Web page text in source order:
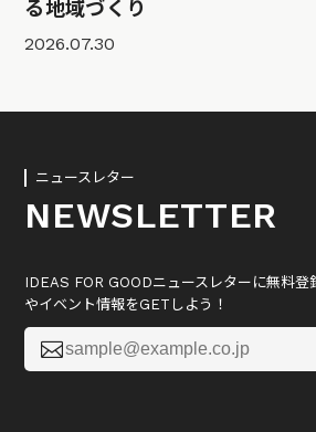
る地域づくり
2026.07.30
ニュースレター
NEWSLETTER
IDEAS FOR GOODニュースレターに無料登
やイベント情報をGETしよう！
